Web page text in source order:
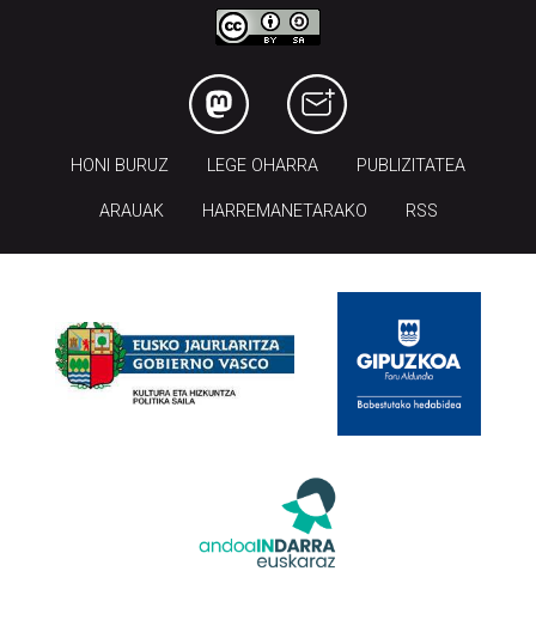
HONI BURUZ LEGE OHARRA PUBLIZITATEA
ARAUAK HARREMANETARAKO RSS